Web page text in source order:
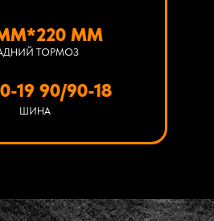
ТОРМОЗ
ММ
ШИНА
19 90/90-18